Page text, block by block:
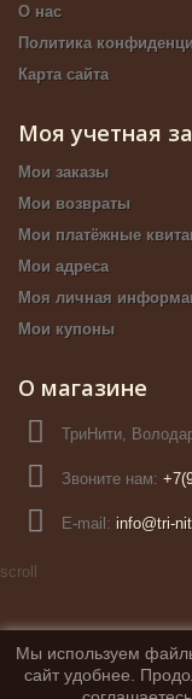
О нас
Политика
Карта сайта
Моя учетная
Мои заказы
Мои возвраты
Мои платёжные
Мои адреса
Моя личная
Мои купоны
О магазине
ТриНити,
Звоните нам:
E-mail: info@tri-
scroll
Мы используем
сайт удобнее.